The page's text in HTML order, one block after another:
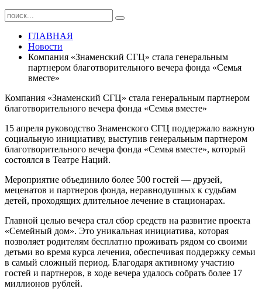
ГЛАВНАЯ
Новости
Компания «Знаменский СГЦ» стала генеральным
партнером благотворительного вечера фонда «Семья
вместе»
Компания «Знаменский СГЦ» стала генеральным партнером
благотворительного вечера фонда «Семья вместе»
15 апреля руководство Знаменского СГЦ поддержало важную
социальную инициативу, выступив генеральным партнером
благотворительного вечера фонда «Семья вместе», который
состоялся в Театре Наций.
Мероприятие объединило более 500 гостей — друзей,
меценатов и партнеров фонда, неравнодушных к судьбам
детей, проходящих длительное лечение в стационарах.
Главной целью вечера стал сбор средств на развитие проекта
«Семейный дом». Это уникальная инициатива, которая
позволяет родителям бесплатно проживать рядом со своими
детьми во время курса лечения, обеспечивая поддержку семьи
в самый сложный период. Благодаря активному участию
гостей и партнеров, в ходе вечера удалось собрать более 17
миллионов рублей.